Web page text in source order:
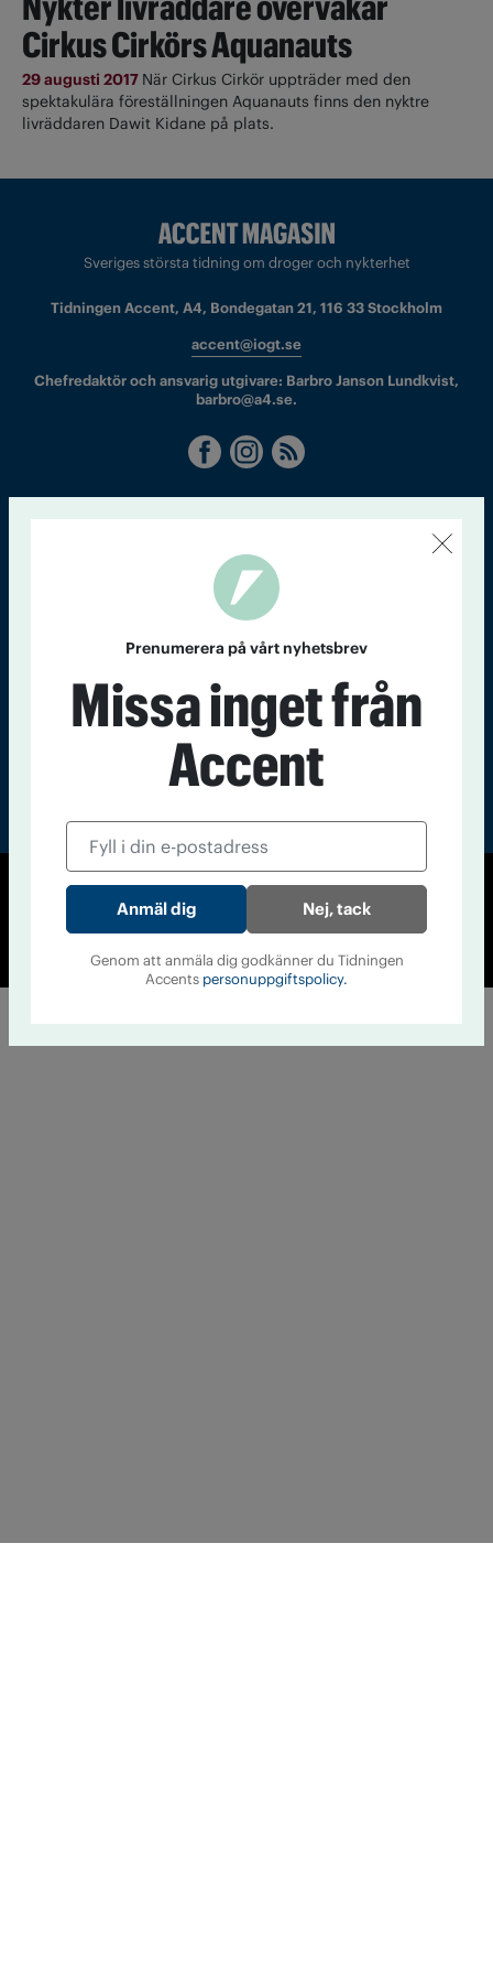
Cirkus Cirkörs Aquanauts
29 augusti 2017 När Cirkus Cirkör uppträder med den
spektakulära föreställningen Aquanauts finns den nyktre
livräddaren Dawit Kidane på plats.
Sveriges största tidning om droger och nykterhet
Tidningen Accent, A4, Bondegatan 21, 116 33 Stockholm
accent@iogt.se
Chefredaktör och ansvarig utgivare: Barbro Janson Lundkvist,
barbro@a4.se.
Accent
© Tidningen Accent 2026
Cookiepolicy
Personuppgiftspolicy
Prenumerera på vårt nyhetsbrev
Missa inget från
Accent
Nej, tack
Genom att anmäla dig godkänner du Tidningen
Accents personuppgiftspolicy.